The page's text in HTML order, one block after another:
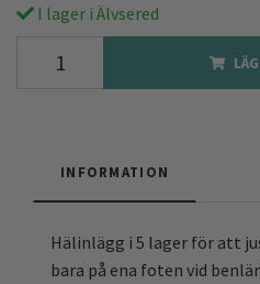
I lager i Älvsered
INFORMATION
Hälinlägg i 5 lager för att
bara på ena foten vid